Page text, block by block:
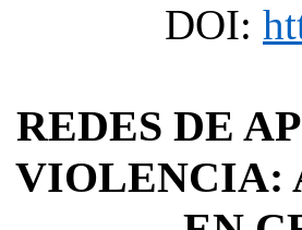
DOI:
REDES DE
VIOLENCIA: